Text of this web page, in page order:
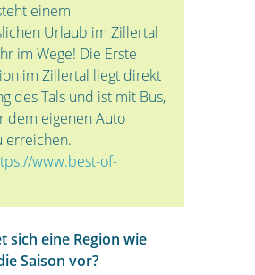
einem
Urlaub im Zillertal
im Wege! Die Erste
im Zillertal liegt direkt
des Tals und ist mit Bus,
dem eigenen Auto
erreichen.
www.best-of-
sich eine Region wie
Saison vor?